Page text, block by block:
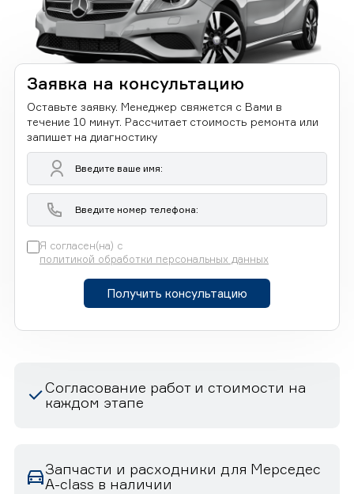
Заявка на консультацию
Оставьте заявку. Менеджер свяжется с Вами в
течение 10 минут. Рассчитает стоимость ремонта или
запишет на диагностику
Я согласен(на) с
политикой обработки персональных данных
Получить консультацию
Согласование работ и стоимости на
каждом этапе
Запчасти и расходники для Мерседес
A-class в наличии